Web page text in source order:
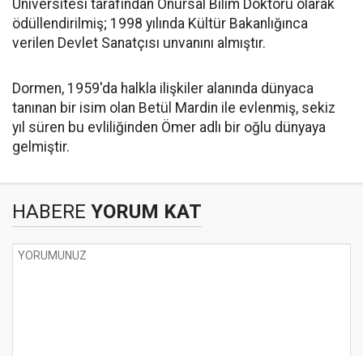
Üniversitesi tarafından Onursal Bilim Doktoru olarak
ödüllendirilmiş; 1998 yılında Kültür Bakanlığınca
verilen Devlet Sanatçısı unvanını almıştır.
Dormen, 1959'da halkla ilişkiler alanında dünyaca
tanınan bir isim olan Betül Mardin ile evlenmiş, sekiz
yıl süren bu evliliğinden Ömer adlı bir oğlu dünyaya
gelmiştir.
HABERE YORUM KAT